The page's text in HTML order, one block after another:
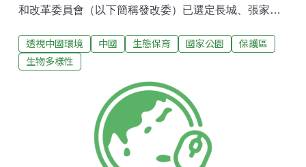
和改革委員會（以下簡稱發改委）已選定長城、張家
單位。公園漲價風遭指責 剛剛過去的十一國慶節長假，
過高的景區門票讓中國遊客發出了「玩不起」的感慨。
3年。然而由於景區奉行「只能漲不能跌」原則，「三年
不漲」演化成「三年必漲」。據新華網報導，國慶節期
間雲南麗江玉龍雪山門票由105元人民幣漲到130元人民
幣，廣東丹霞山門票由160元人民幣漲到200元人民幣，
5A級景區平均票價已超過百元人民幣。美國國家公園及
透視中國環境 中國 生態保育 國家公園
保護區
生物多樣性